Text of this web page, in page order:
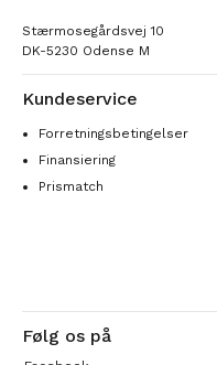
Stærmosegårdsvej 10
DK-5230 Odense M
Kundeservice
Forretningsbetingelser
Finansiering
Prismatch
Følg os på